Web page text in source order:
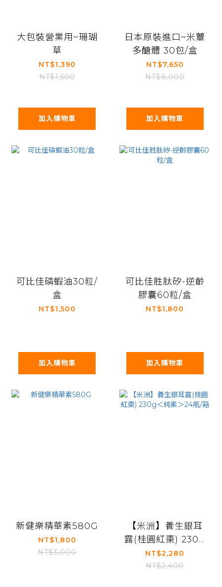
大包裝營業用~珊瑚
草
NT$1,390
NT$1,500
加入購物車
日本原裝進口~米蕈
多醣體 30包/盒
NT$7,650
NT$8,000
加入購物車
可比佳磷蝦油30粒/
盒
NT$1,500
加入購物車
可比佳胜肽矽-逆齡
膠囊60粒/盒
NT$1,800
加入購物車
新健樂精華素580G
NT$1,800
NT$3,000
【米洲】養生銀耳
露(桂圓紅棗) 230g
＜純素＞24瓶/箱
NT$2,280
NT$2,400